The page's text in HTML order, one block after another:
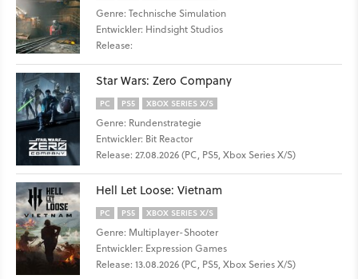
Genre: Technische Simulation
Entwickler: Hindsight Studios
Release:
Star Wars: Zero Company
PC PS5 XBOX SERIES X/S
Genre: Rundenstrategie
Entwickler: Bit Reactor
Release: 27.08.2026 (PC, PS5, Xbox Series X/S)
Hell Let Loose: Vietnam
PC PS5 XBOX SERIES X/S
Genre: Multiplayer-Shooter
Entwickler: Expression Games
Release: 13.08.2026 (PC, PS5, Xbox Series X/S)